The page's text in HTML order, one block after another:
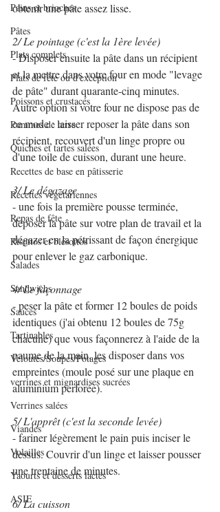
Pains et brioches
Pâtes
Plats complets
Plats de fête ou d'exception
Poissons et crustacés
Pommes de terre
Quiches et tartes salées
Recettes de base en pâtisserie
Recettes végétariennes
Repas de fête
Risottos et blésottos
Salades
Sandwichs
Sauces
Tartinables
Veloutés/Soupes/Potages
verrines et mignardises sucrées
Verrines salées
Viandes
Volailles
Yaourts et desserts lactés
ASIE
obtenir une pâte assez lisse.
2/ Le pointage (c'est la 1ère levée)
- Disposer ensuite la pâte dans un récipient
et la mettre dans votre four en mode "levage
de pâte" durant quarante-cinq minutes.
Autre option si votre four ne dispose pas de
ce mode : laisser reposer la pâte dans son
récipient, recouvert d'un linge propre ou
d'une toile de cuisson, durant une heure.
3/ Le dégazage
- une fois la première pousse terminée,
déposer la pâte sur votre plan de travail et la
dégazer en la pétrissant de façon énergique
pour enlever le gaz carbonique.
4/ Le façonnage
- peser la pâte et former 12 boules de poids
identiques (j'ai obtenu 12 boules de 75g
chacune) que vous façonnerez à l'aide de la
paume de la main, les disposer dans vos
empreintes (moule posé sur une plaque en
aluminium perforée).
5/ L'apprêt (c'est la seconde levée)
- fariner légèrement le pain puis inciser le
dessus. Couvrir d'un linge et laisser pousser
une trentaine de minutes.
6/ La cuisson